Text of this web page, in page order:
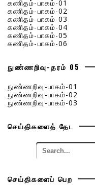
கணிதம்-பாகம்-01
கணிதம்-பாகம்-02
கணிதம்-பாகம்-03
கணிதம்-பாகம்-04
கணிதம்-பாகம்-05
கணிதம்-பாகம்-06
நுண்ணறிவு-தரம் 05
நுண்ணறிவு-பாகம்-01
நுண்ணறிவு-பாகம்-02
நுண்ணறிவு-பாகம்-03
செய்திகளைத் தேட
செய்திகளைப் பெற